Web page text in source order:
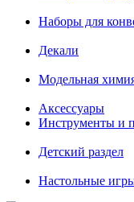
Наборы для
Декали
Модельная
Аксессуары
Инструменты и
Детский раздел
Настольные